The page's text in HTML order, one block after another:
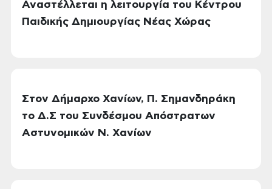
Αναστέλλεται η λειτουργία του Κέντρου
Παιδικής Δημιουργίας Νέας Χώρας
Στον Δήμαρχο Χανίων, Π. Σημανδηράκη
το Δ.Σ του Συνδέσμου Απόστρατων
Αστυνομικών Ν. Χανίων